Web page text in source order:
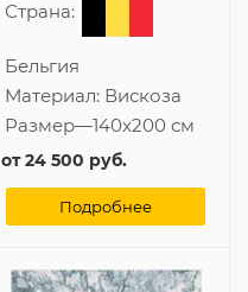
Страна:
Бельгия
Материал: Вискоза
Размер—140x200 см
от24 500 руб.
Подробнее